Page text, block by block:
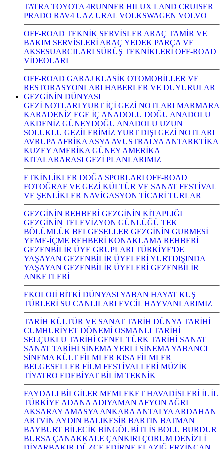
TATRA TOYOTA 4RUNNER HILUX LAND CRUISER
PRADO RAV4 UAZ URAL VOLKSWAGEN VOLVO
OFF-ROAD TEKNİK SERVİSLER ARAÇ TAMİR VE
BAKIM SERVİSLERİ ARAÇ YEDEK PARÇA VE
AKSESUARCILARI SÜRÜŞ TEKNİKLERİ OFF-ROAD
VİDEOLARI
OFF-ROAD GARAJ KLASİK OTOMOBİLLER VE
RESTORASYONLARI HABERLER VE DUYURULAR
GEZGİNİN DÜNYASI
GEZİ NOTLARIYURT İÇİ GEZİ NOTLARI MARMARA
KARADENİZ EGE İÇ ANADOLU DOĞU ANADOLU
AKDENİZ GÜNEYDOĞU ANADOLU UZUN
SOLUKLU GEZİLERİMİZ YURT DIŞI GEZİ NOTLARI
AVRUPA AFRİKA ASYA AVUSTRALYA ANTARKTİKA
KUZEY AMERİKA GÜNEY AMERİKA
KITALARARASI GEZİ PLANLARIMIZ
ETKİNLİKLER DOĞA SPORLARI OFF-ROAD
FOTOĞRAF VE GEZİ KÜLTÜR VE SANAT FESTİVAL
VE ŞENLİKLER NAVİGASYON TİCARİ TURLAR
GEZGİNİN REHBERİ GEZGİNİN KİTAPLIĞI
GEZGİNİN TELEVİZYON GÜNLÜĞÜ TEK
BÖLÜMLÜK BELGESELLER GEZGİNİN GURMESİ
YEME-İÇME REHBERİ KONAKLAMA REHBERİ
GEZENBİLİR ÜYE GRUPLARI TÜRKİYE'DE
YAŞAYAN GEZENBİLİR ÜYELERİYURTDIŞINDA
YAŞAYAN GEZENBİLİR ÜYELERİ GEZENBİLİR
ANKETLERİ
EKOLOJİ BİTKİ DÜNYASIYABAN HAYAT KUŞ
TÜRLERİ SU CANLILARI EVCİL HAYVANLARIMIZ
TARİH KÜLTÜR VE SANAT TARİH DÜNYA TARİHİ
CUMHURİYET DÖNEMİ OSMANLI TARİHİ
SELÇUKLU TARİHİ GENEL TÜRK TARİHİ SANAT
SANAT TARİHİ SİNEMA YERLİ SİNEMA YABANCI
SİNEMA KÜLT FİLMLER KISA FİLMLER
BELGESELLER FİLM FESTİVALLERİ MÜZİK
TİYATRO EDEBİYAT BİLİM TEKNİK
FAYDALI BİLGİLER MEMLEKET HAVADİSLERİ İL İL
TÜRKİYE ADANA ADIYAMAN AFYON AĞRI
AKSARAY AMASYA ANKARA ANTALYA ARDAHAN
ARTVİN AYDIN BALIKESİR BARTIN BATMAN
BAYBURT BİLECİK BİNGÖL BİTLİS BOLU BURDUR
BURSA ÇANAKKALE ÇANKIRI ÇORUM DENİZLİ
DİYARBAKIR DÜZCE EDİRNE ELAZIĞ ERZİNCAN